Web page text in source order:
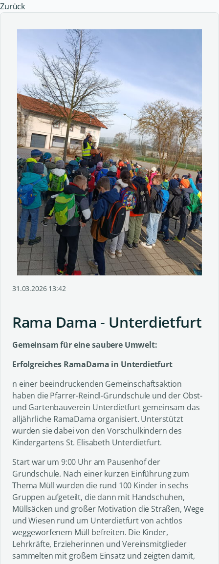
Zurück
31.03.2026 13:42
Rama Dama - Unterdietfurt
Gemeinsam für eine saubere Umwelt:
Erfolgreiches RamaDama in Unterdietfurt
n einer beeindruckenden Gemeinschaftsaktion
haben die Pfarrer-Reindl-Grundschule und der Obst-
und Gartenbauverein Unterdietfurt gemeinsam das
alljährliche RamaDama organisiert. Unterstützt
wurden sie dabei von den Vorschulkindern des
Kindergartens St. Elisabeth Unterdietfurt.
Start war um 9:00 Uhr am Pausenhof der
Grundschule. Nach einer kurzen Einführung zum
Thema Müll wurden die rund 100 Kinder in sechs
Gruppen aufgeteilt, die dann mit Handschuhen,
Müllsäcken und großer Motivation die Straßen, Wege
und Wiesen rund um Unterdietfurt von achtlos
weggeworfenem Müll befreiten. Die Kinder,
Lehrkräfte, Erzieherinnen und Vereinsmitglieder
sammelten mit großem Einsatz und zeigten damit,